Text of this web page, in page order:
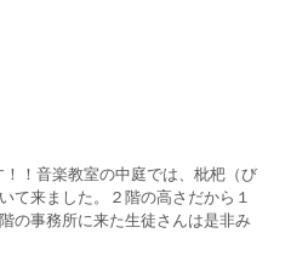
！音楽教室の中庭では、枇杷（び
て来ました。２階の高さだから１
の事務所に来た生徒さんは是非み